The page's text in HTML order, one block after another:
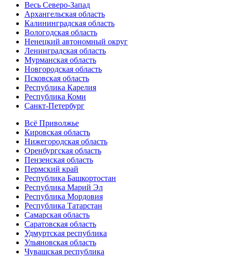
Весь Северо-Запад
Архангельская область
Калининградская область
Вологодская область
Ненецкий автономный округ
Ленинградская область
Мурманская область
Новгородская область
Псковская область
Республика Карелия
Республика Коми
Санкт-Петербург
Всё Приволжье
Кировская область
Нижегородская область
Оренбургская область
Пензенская область
Пермский край
Республика Башкортостан
Республика Марий Эл
Республика Мордовия
Республика Татарстан
Самарская область
Саратовская область
Удмуртская республика
Ульяновская область
Чувашская республика